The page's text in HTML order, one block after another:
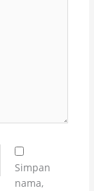
Simpan
nama,